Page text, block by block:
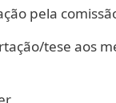
pela
tese aos